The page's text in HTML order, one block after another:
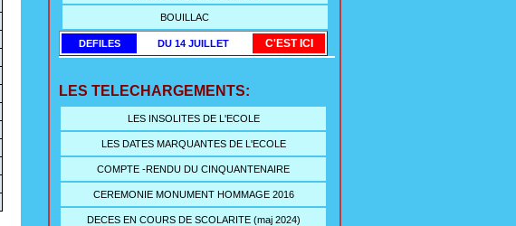
BOUILLAC
DEFILES DU 14 JUILLET C'EST ICI
LES TELECHARGEMENTS:
LES INSOLITES DE L'ECOLE
LES DATES MARQUANTES DE L'ECOLE
COMPTE -RENDU DU CINQUANTENAIRE
CEREMONIE MONUMENT HOMMAGE 2016
DECES EN COURS DE SCOLARITE (maj 2024)